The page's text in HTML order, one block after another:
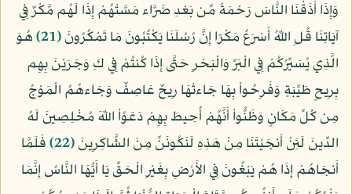
وَإِذَا أَذَقْنَا النَّاسَ رَحْمَةً مِّن بَعْدِ ضَرَّاء مَسَّتْهُمْ إِذَا لَهُم مَّكْرٌ فِي
آيَاتِنَا قُلِ اللّهُ أَسْرَعُ مَكْرًا إِنَّ رُسُلَنَا يَكْتُبُونَ مَا تَمْكُرُونَ﴿21﴾
هُوَ
الَّذِي يُسَيِّرُكُمْ فِي الْبَرِّ وَالْبَحْرِ حَتَّى إِذَا كُنتُمْ فِي كِ وَجَرَيْنَ بِهِم
بِرِيحٍ طَيِّبَةٍ وَفَرِحُواْ بِهَا جَاءتْهَا رِيحٌ عَاصِفٌ وَجَاءهُمُ الْمَوْجُ
مِن كُلِّ مَكَانٍ وَظَنُّواْ أَنَّهُمْ أُحِيطَ بِهِمْ دَعَوُاْ اللّهَ مُخْلِصِينَ لَهُ
الدِّينَ لَئِنْ أَنجَيْتَنَا مِنْ هَذِهِ لَنَكُونَنِّ مِنَ الشَّاكِرِينَ﴿22﴾
فَلَمَّا
أَنجَاهُمْ إِذَا هُمْ يَبْغُونَ فِي الأَرْضِ بِغَيْرِ الْحَقِّ يَا أَيُّهَا النَّاسُ إِنَّمَا